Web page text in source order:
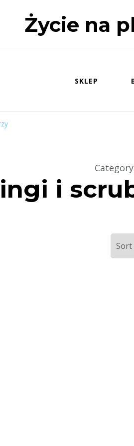
Życie na
SKLEP
Category
i